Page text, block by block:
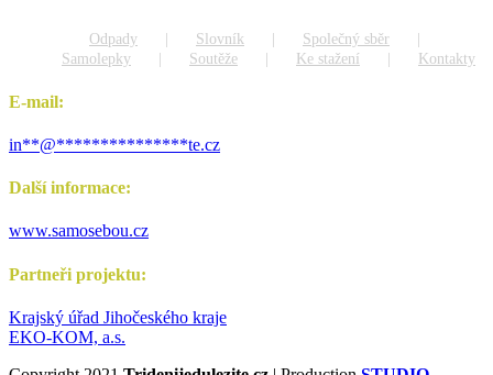
Odpady Slovník
Společný sběr
Samolepky
Soutěže Ke stažení Kontakty
E-mail:
in**@***************te.cz
Další informace:
www.samosebou.cz
Partneři projektu:
Krajský úřad Jihočeského kraje
EKO-KOM, a.s.